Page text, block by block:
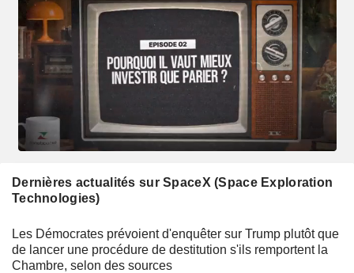
Dernières actualités sur SpaceX (Space Exploration
Technologies)
Les Démocrates prévoient d'enquêter sur Trump plutôt que
de lancer une procédure de destitution s'ils remportent la
Chambre, selon des sources